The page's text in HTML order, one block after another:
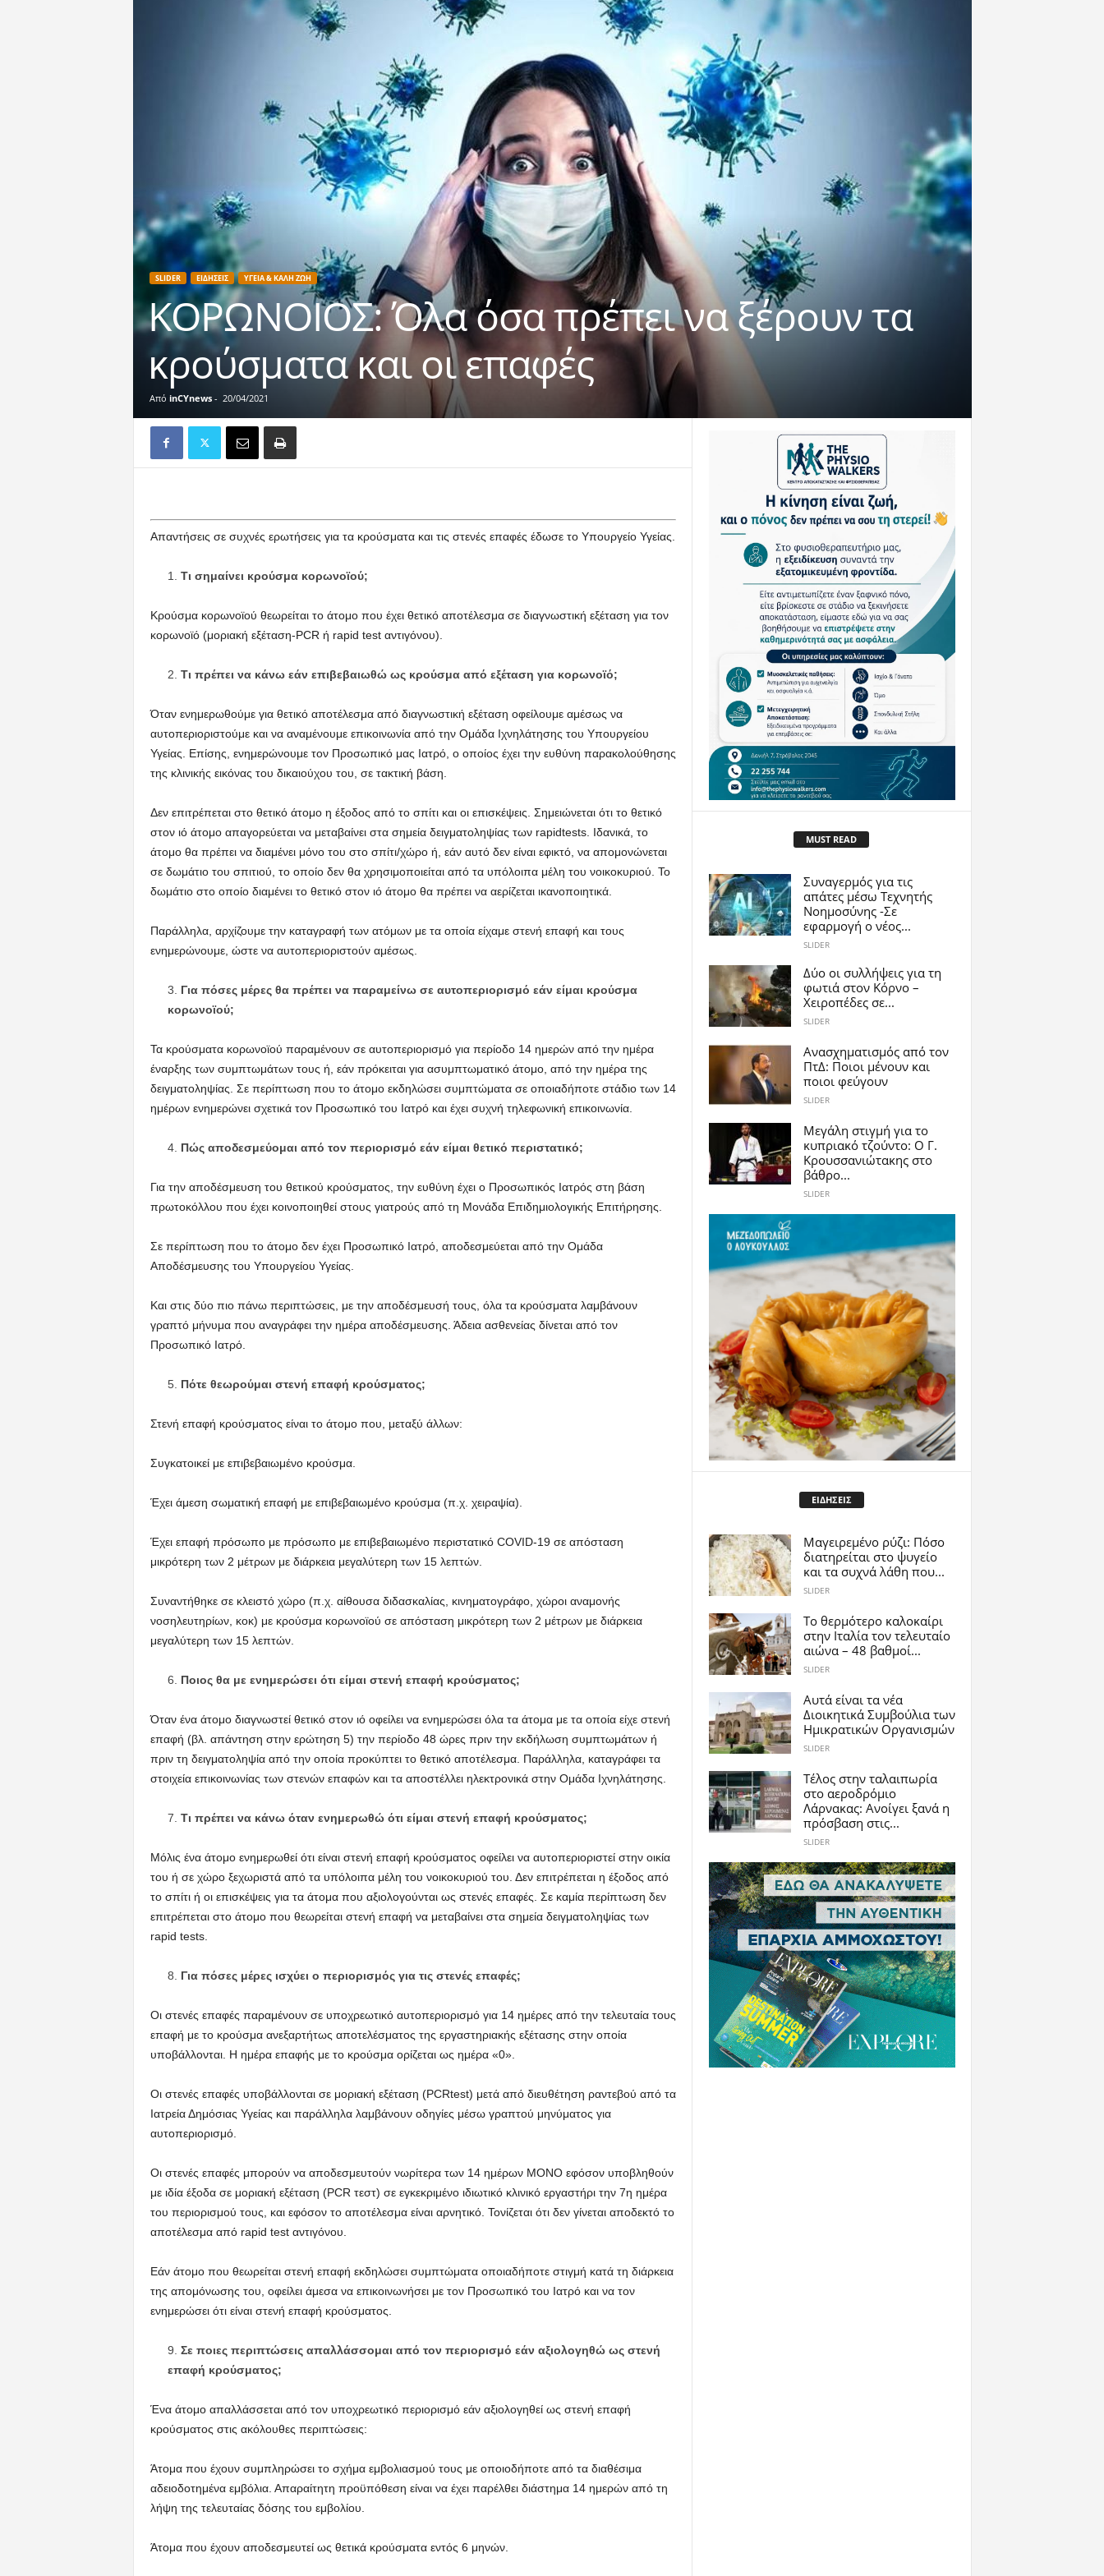
SLIDER ΕΙΔΗΣΕΙΣ ΥΓΕΙΑ & ΚΑΛΗ ΖΩΗ
ΚΟΡΩΝΟΙΟΣ: Όλα όσα πρέπει να ξέρουν τα
κρούσματα και οι επαφές
Από inCYnews- 20/04/2021
Απαντήσεις σε συχνές ερωτήσεις για τα κρούσματα και τις στενές επαφές έδωσε το Υπουργείο Υγείας.
Τι σημαίνει κρούσμα κορωνοϊού;
Κρούσμα κορωνοϊού θεωρείται το άτομο που έχει θετικό αποτέλεσμα σε διαγνωστική εξέταση για τον
κορωνοϊό (μοριακή εξέταση-PCR ή rapid test αντιγόνου).
Τι πρέπει να κάνω εάν επιβεβαιωθώ ως κρούσμα από εξέταση για κορωνοϊό;
Όταν ενημερωθούμε για θετικό αποτέλεσμα από διαγνωστική εξέταση οφείλουμε αμέσως να
αυτοπεριοριστούμε και να αναμένουμε επικοινωνία από την Ομάδα Ιχνηλάτησης του Υπουργείου
Υγείας. Επίσης, ενημερώνουμε τον Προσωπικό μας Ιατρό, ο οποίος έχει την ευθύνη παρακολούθησης
της κλινικής εικόνας του δικαιούχου του, σε τακτική βάση.
Δεν επιτρέπεται στο θετικό άτομο η έξοδος από το σπίτι και οι επισκέψεις. Σημειώνεται ότι το θετικό
στον ιό άτομο απαγορεύεται να μεταβαίνει στα σημεία δειγματοληψίας των rapidtests. Ιδανικά, το
άτομο θα πρέπει να διαμένει μόνο του στο σπίτι/χώρο ή, εάν αυτό δεν είναι εφικτό, να απομονώνεται
σε δωμάτιο του σπιτιού, το οποίο δεν θα χρησιμοποιείται από τα υπόλοιπα μέλη του νοικοκυριού. Το
δωμάτιο στο οποίο διαμένει το θετικό στον ιό άτομο θα πρέπει να αερίζεται ικανοποιητικά.
Παράλληλα, αρχίζουμε την καταγραφή των ατόμων με τα οποία είχαμε στενή επαφή και τους
ενημερώνουμε, ώστε να αυτοπεριοριστούν αμέσως.
Για πόσες μέρες θα πρέπει να παραμείνω σε αυτοπεριορισμό εάν είμαι κρούσμα
κορωνοϊού;
Τα κρούσματα κορωνοϊού παραμένουν σε αυτοπεριορισμό για περίοδο 14 ημερών από την ημέρα
έναρξης των συμπτωμάτων τους ή, εάν πρόκειται για ασυμπτωματικό άτομο, από την ημέρα της
δειγματοληψίας. Σε περίπτωση που το άτομο εκδηλώσει συμπτώματα σε οποιαδήποτε στάδιο των 14
ημέρων ενημερώνει σχετικά τον Προσωπικό του Ιατρό και έχει συχνή τηλεφωνική επικοινωνία.
Πώς αποδεσμεύομαι από τον περιορισμό εάν είμαι θετικό περιστατικό;
Για την αποδέσμευση του θετικού κρούσματος, την ευθύνη έχει ο Προσωπικός Ιατρός στη βάση
πρωτοκόλλου που έχει κοινοποιηθεί στους γιατρούς από τη Μονάδα Επιδημιολογικής Επιτήρησης.
Σε περίπτωση που το άτομο δεν έχει Προσωπικό Ιατρό, αποδεσμεύεται από την Ομάδα
Αποδέσμευσης του Υπουργείου Υγείας.
Και στις δύο πιο πάνω περιπτώσεις, με την αποδέσμευσή τους, όλα τα κρούσματα λαμβάνουν
γραπτό μήνυμα που αναγράφει την ημέρα αποδέσμευσης. Άδεια ασθενείας δίνεται από τον
Προσωπικό Ιατρό.
Πότε θεωρούμαι στενή επαφή κρούσματος;
Στενή επαφή κρούσματος είναι το άτομο που, μεταξύ άλλων:
Συγκατοικεί με επιβεβαιωμένο κρούσμα.
Έχει άμεση σωματική επαφή με επιβεβαιωμένο κρούσμα (π.χ. χειραψία).
Έχει επαφή πρόσωπο με πρόσωπο με επιβεβαιωμένο περιστατικό COVID-19 σε απόσταση
μικρότερη των 2 μέτρων με διάρκεια μεγαλύτερη των 15 λεπτών.
Συναντήθηκε σε κλειστό χώρο (π.χ. αίθουσα διδασκαλίας, κινηματογράφο, χώροι αναμονής
νοσηλευτηρίων, κοκ) με κρούσμα κορωνοϊού σε απόσταση μικρότερη των 2 μέτρων με διάρκεια
μεγαλύτερη των 15 λεπτών.
Ποιος θα με ενημερώσει ότι είμαι στενή επαφή κρούσματος;
Όταν ένα άτομο διαγνωστεί θετικό στον ιό οφείλει να ενημερώσει όλα τα άτομα με τα οποία είχε στενή
επαφή (βλ. απάντηση στην ερώτηση 5) την περίοδο 48 ώρες πριν την εκδήλωση συμπτωμάτων ή
πριν τη δειγματοληψία από την οποία προκύπτει το θετικό αποτέλεσμα. Παράλληλα, καταγράφει τα
στοιχεία επικοινωνίας των στενών επαφών και τα αποστέλλει ηλεκτρονικά στην Ομάδα Ιχνηλάτησης.
Τι πρέπει να κάνω όταν ενημερωθώ ότι είμαι στενή επαφή κρούσματος;
Μόλις ένα άτομο ενημερωθεί ότι είναι στενή επαφή κρούσματος οφείλει να αυτοπεριοριστεί στην οικία
του ή σε χώρο ξεχωριστά από τα υπόλοιπα μέλη του νοικοκυριού του. Δεν επιτρέπεται η έξοδος από
το σπίτι ή οι επισκέψεις για τα άτομα που αξιολογούνται ως στενές επαφές. Σε καμία περίπτωση δεν
επιτρέπεται στο άτομο που θεωρείται στενή επαφή να μεταβαίνει στα σημεία δειγματοληψίας των
rapid tests.
Για πόσες μέρες ισχύει ο περιορισμός για τις στενές επαφές;
Οι στενές επαφές παραμένουν σε υποχρεωτικό αυτοπεριορισμό για 14 ημέρες από την τελευταία τους
επαφή με το κρούσμα ανεξαρτήτως αποτελέσματος της εργαστηριακής εξέτασης στην οποία
υποβάλλονται. Η ημέρα επαφής με το κρούσμα ορίζεται ως ημέρα «0».
Οι στενές επαφές υποβάλλονται σε μοριακή εξέταση (PCRtest) μετά από διευθέτηση ραντεβού από τα
Ιατρεία Δημόσιας Υγείας και παράλληλα λαμβάνουν οδηγίες μέσω γραπτού μηνύματος για
αυτοπεριορισμό.
Οι στενές επαφές μπορούν να αποδεσμευτούν νωρίτερα των 14 ημέρων ΜΟΝΟ εφόσον υποβληθούν
με ιδία έξοδα σε μοριακή εξέταση (PCR τεστ) σε εγκεκριμένο ιδιωτικό κλινικό εργαστήρι την 7η ημέρα
του περιορισμού τους, και εφόσον το αποτέλεσμα είναι αρνητικό. Τονίζεται ότι δεν γίνεται αποδεκτό το
αποτέλεσμα από rapid test αντιγόνου.
Εάν άτομο που θεωρείται στενή επαφή εκδηλώσει συμπτώματα οποιαδήποτε στιγμή κατά τη διάρκεια
της απομόνωσης του, οφείλει άμεσα να επικοινωνήσει με τον Προσωπικό του Ιατρό και να τον
ενημερώσει ότι είναι στενή επαφή κρούσματος.
Σε ποιες περιπτώσεις απαλλάσσομαι από τον περιορισμό εάν αξιολογηθώ ως στενή
επαφή κρούσματος;
Ένα άτομο απαλλάσσεται από τον υποχρεωτικό περιορισμό εάν αξιολογηθεί ως στενή επαφή
κρούσματος στις ακόλουθες περιπτώσεις:
Άτομα που έχουν συμπληρώσει το σχήμα εμβολιασμού τους με οποιοδήποτε από τα διαθέσιμα
αδειοδοτημένα εμβόλια. Απαραίτητη προϋπόθεση είναι να έχει παρέλθει διάστημα 14 ημερών από τη
λήψη της τελευταίας δόσης του εμβολίου.
Άτομα που έχουν αποδεσμευτεί ως θετικά κρούσματα εντός 6 μηνών.
MUST READ
Συναγερμός για τις
απάτες μέσω Τεχνητής
Νοημοσύνης -Σε
εφαρμογή ο νέος...
SLIDER
Δύο οι συλλήψεις για τη
φωτιά στον Κόρνο –
Χειροπέδες σε...
SLIDER
Ανασχηματισμός από τον
ΠτΔ: Ποιοι μένουν και
ποιοι φεύγουν
SLIDER
Μεγάλη στιγμή για το
κυπριακό τζούντο: Ο Γ.
Κρουσσανιώτακης στο
βάθρο...
SLIDER
ΕΙΔΗΣΕΙΣ
Μαγειρεμένο ρύζι: Πόσο
διατηρείται στο ψυγείο
και τα συχνά λάθη που...
SLIDER
Το θερμότερο καλοκαίρι
στην Ιταλία τον τελευταίο
αιώνα – 48 βαθμοί...
SLIDER
Αυτά είναι τα νέα
Διοικητικά Συμβούλια των
Ημικρατικών Οργανισμών
SLIDER
Tέλος στην ταλαιπωρία
στο αεροδρόμιο
Λάρνακας: Ανοίγει ξανά η
πρόσβαση στις...
SLIDER